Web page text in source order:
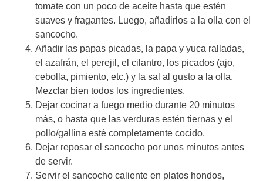
tomate con un poco de aceite hasta que estén
suaves y fragantes. Luego, añadirlos a la olla con el
sancocho.
Añadir las papas picadas, la papa y yuca ralladas,
el azafrán, el perejil, el cilantro, los picados (ajo,
cebolla, pimiento, etc.) y la sal al gusto a la olla.
Mezclar bien todos los ingredientes.
Dejar cocinar a fuego medio durante 20 minutos
más, o hasta que las verduras estén tiernas y el
pollo/gallina esté completamente cocido.
Dejar reposar el sancocho por unos minutos antes
de servir.
Servir el sancocho caliente en platos hondos,